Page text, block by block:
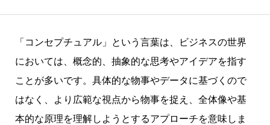
「コンセプチュアル」という言葉は、ビジネスの世界
においては、概念的、抽象的な思考やアイデアを指す
ことが多いです。具体的な物事やデータに基づくので
はなく、より広範な視点から物事を捉え、全体像や基
本的な原理を理解しようとするアプローチを意味しま